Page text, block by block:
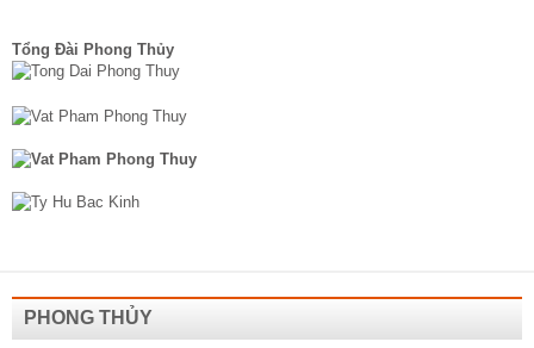
Tổng Đài Phong Thủy
PHONG THỦY